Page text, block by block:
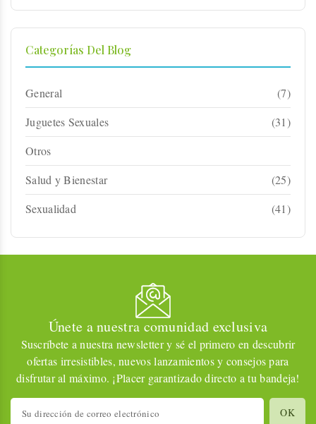
Categorías Del Blog
General
(7)
Juguetes Sexuales
(31)
Otros
Salud y Bienestar
(25)
Sexualidad
(41)
Únete a nuestra comunidad exclusiva
Suscríbete a nuestra newsletter y sé el primero en descubrir
ofertas irresistibles, nuevos lanzamientos y consejos para
disfrutar al máximo. ¡Placer garantizado directo a tu bandeja!